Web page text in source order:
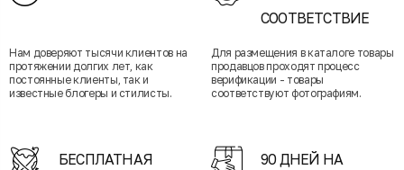
Нам доверяют тысячи клиентов на
протяжении долгих лет, как
постоянные клиенты, так и
известные блогеры и стилисты.
СООТВЕТСТВИЕ
Для размещения в каталоге товары
продавцов проходят процесс
верификации - товары
соответствуют фотографиям.
БЕСПЛАТНАЯ
90 ДНЕЙ НА